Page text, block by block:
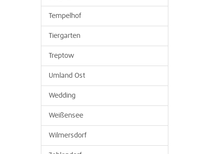
Tempelhof
Tiergarten
Treptow
Umland Ost
Wedding
Weißensee
Wilmersdorf